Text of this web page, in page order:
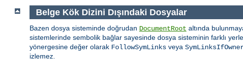
Belge Kök Dizini Dışındaki Dosyalar
Bazen dosya sisteminde doğrudan DocumentRoot altında
sistemlerinde sembolik bağlar sayesinde dosya sisteminin farklı
yönergesine değer olarak FollowSymLinks veya
izlemez.